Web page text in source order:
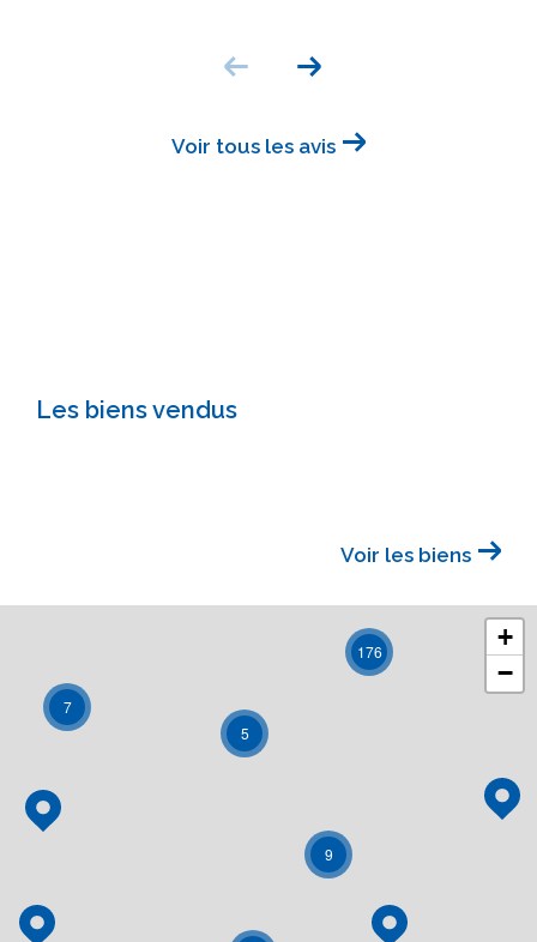
Voir tous les avis
Les biens vendus
Voir les biens
9
7
5
176
+
−